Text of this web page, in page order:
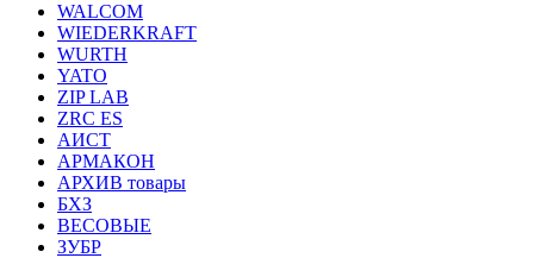
WALCOM
WIEDERKRAFT
WURTH
YATO
ZIP LAB
ZRC ES
АИСТ
АРМАКОН
АРХИВ товары
БХЗ
ВЕСОВЫЕ
ЗУБР